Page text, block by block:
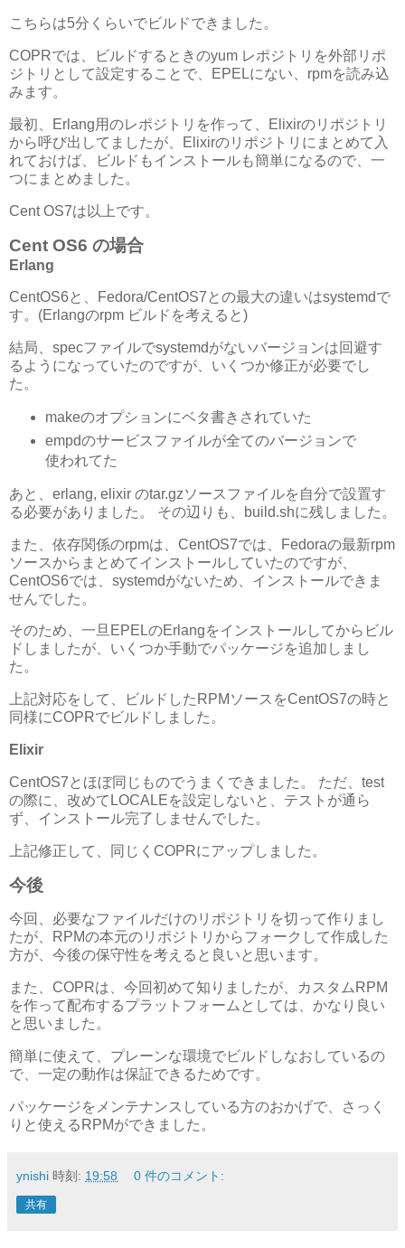
こちらは5分くらいでビルドできました。
COPRでは、ビルドするときのyum レポジトリを外部リポ
ジトリとして設定することで、EPELにない、rpmを読み込
みます。
最初、Erlang用のレポジトリを作って、Elixirのリポジトリ
から呼び出してましたが、Elixirのリポジトリにまとめて入
れておけば、ビルドもインストールも簡単になるので、一
つにまとめました。
Cent OS7は以上です。
Cent OS6 の場合
Erlang
CentOS6と、Fedora/CentOS7との最大の違いはsystemdで
す。(Erlangのrpm ビルドを考えると)
結局、specファイルでsystemdがないバージョンは回避す
るようになっていたのですが、いくつか修正が必要でし
た。
makeのオプションにベタ書きされていた
empdのサービスファイルが全てのバージョンで
使われてた
あと、erlang, elixir のtar.gzソースファイルを自分で設置す
る必要がありました。 その辺りも、build.shに残しました。
また、依存関係のrpmは、CentOS7では、Fedoraの最新rpm
ソースからまとめてインストールしていたのですが、
CentOS6では、systemdがないため、インストールできま
せんでした。
そのため、一旦EPELのErlangをインストールしてからビル
ドしましたが、いくつか手動でパッケージを追加しまし
た。
上記対応をして、ビルドしたRPMソースをCentOS7の時と
同様にCOPRでビルドしました。
Elixir
CentOS7とほぼ同じものでうまくできました。 ただ、test
の際に、改めてLOCALEを設定しないと、テストが通ら
ず、インストール完了しませんでした。
上記修正して、同じくCOPRにアップしました。
今後
今回、必要なファイルだけのリポジトリを切って作りまし
たが、RPMの本元のリポジトリからフォークして作成した
方が、今後の保守性を考えると良いと思います。
また、COPRは、今回初めて知りましたが、カスタムRPM
を作って配布するプラットフォームとしては、かなり良い
と思いました。
簡単に使えて、プレーンな環境でビルドしなおしているの
で、一定の動作は保証できるためです。
パッケージをメンテナンスしている方のおかげで、さっく
りと使えるRPMができました。
ynishi 時刻: 19:58 0 件のコメント:
共有